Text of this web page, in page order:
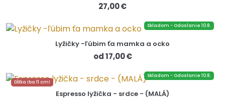
27,00 €
Skladom - Odoslanie 10.8.
Lyžičky -ľúbim ťa mamka a ocko
od 17,00 €
Dĺžka iba 11 cm!
Skladom - Odoslanie 10.8.
Espresso lyžička - srdce - (MALÁ)